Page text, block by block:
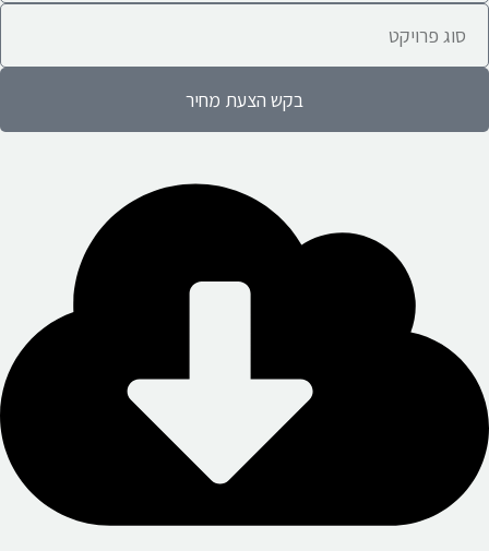
בקש הצעת מחיר